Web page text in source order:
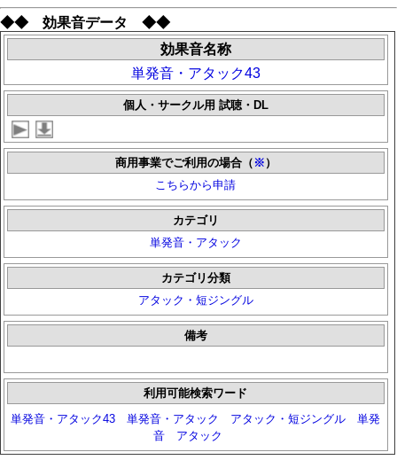
◆◆ 効果音データ ◆◆
効果音名称
単発音・アタック43
個人・サークル用 試聴・DL
商用事業でご利用の場合（ ※ ）
こちらから申請
カテゴリ
単発音・アタック
カテゴリ分類
アタック・短ジングル
備考
利用可能検索ワード
単発音・アタック43
単発音・アタック アタック・短ジングル
単発
音
アタック